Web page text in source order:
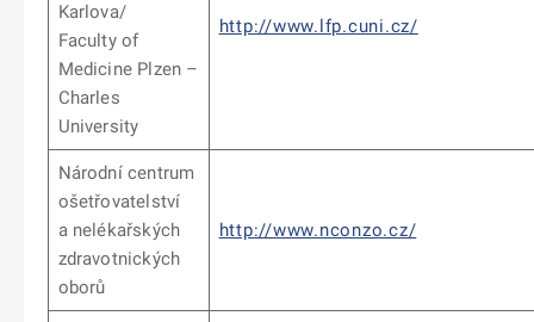
Karlova/
Faculty of
Medicine Plzen –
Charles
University
http://www.lfp.cuni.cz/
Národní centrum
ošetřovatelství
a nelékařských
zdravotnických
oborů
http://www.nconzo.cz/